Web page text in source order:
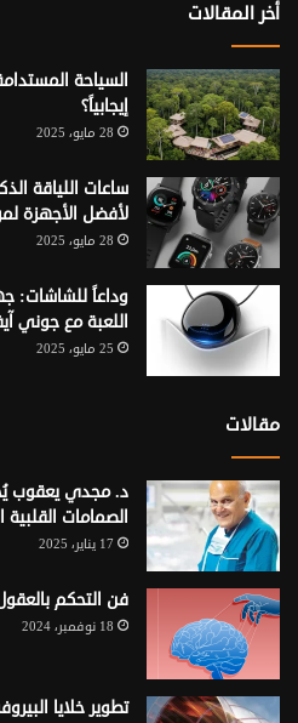
أخر المقالات
السياحة
إيجابياً؟
28 مايو، 2025
لأفضل الأجهزة
28 مايو، 2025
اللعبة مع جوني
25 مايو، 2025
مقالات
د. مجدي يعقوب
الصمامات القلبية
17 يناير، 2025
فن التحكم
18 نوفمبر، 2024
تطوير خلايا